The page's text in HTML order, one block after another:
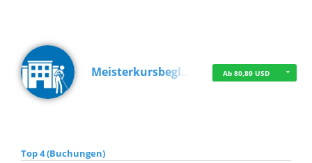
Meisterkursbegl… Ab 80,89 USD
Top 4 (Buchungen)